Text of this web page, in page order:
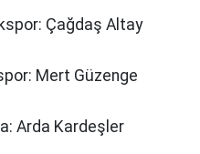
Çağdaş Altay
Mert Güzenge
Arda Kardeşler